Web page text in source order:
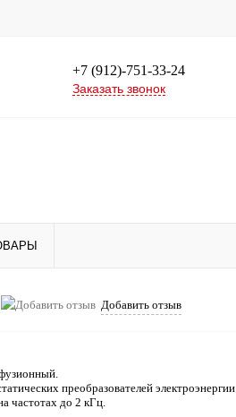
+7 (912)-751-33-24
Заказать звонок
Добавить отзыв
преобразователей электроэнергии
частотах до 2 кГц.